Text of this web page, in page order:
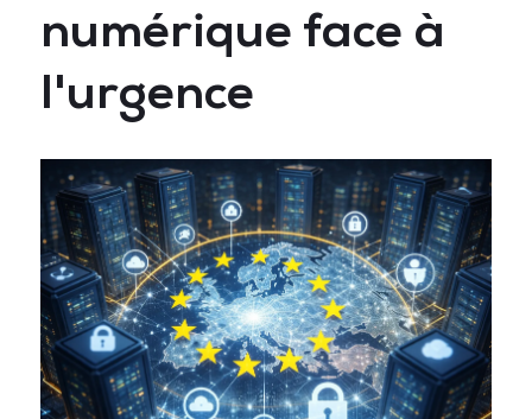
numérique face à
l'urgence